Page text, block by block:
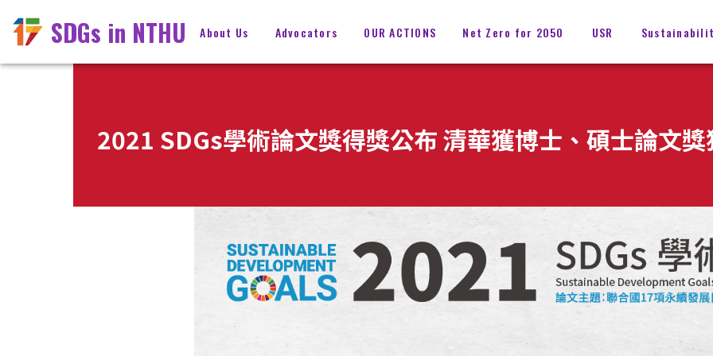
SDGs in NTHU About Us Advocators OUR ACTIONS Net Zero for 2050 USR
2021 SDGs學術論文獎得獎公布 清華獲博士、碩士論文